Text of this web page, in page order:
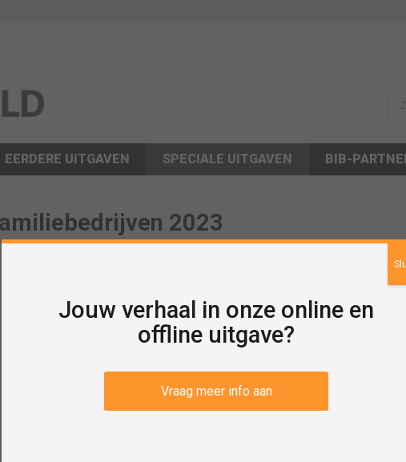
EERDERE UITGAVEN SPECIALE UITGAVEN BIB-
2023
Jouw verhaal in onze online en
offline uitgave?
Vraag meer info aan